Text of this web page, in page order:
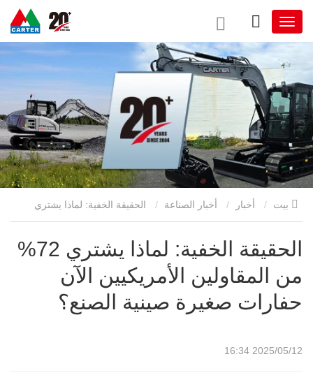
أخبار أخبار الصناعة الحقيقة الخفية: لماذا يشتري
72% من المقاولين الأمريكيين الآن حفارات صغيرة صينية الصنع؟
الحقيقة الخفية: لماذا يشتري 72%
من المقاولين الأمريكيين الآن
حفارات صغيرة صينية الصنع؟
2025/05/12 16:34